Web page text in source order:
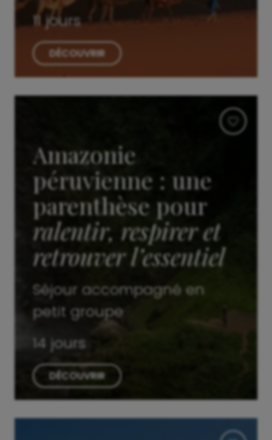
11 jours
DÉCOUVRIR
Amazonie
péruvienne : une
parenthèse pour
ralentir, respirer et
retrouver l’essentiel
Séjour accompagné en
petit groupe
14 jours
DÉCOUVRIR